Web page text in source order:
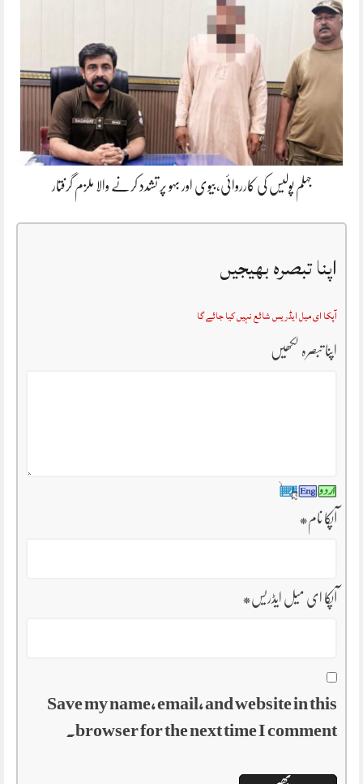
جہلم پولیس کی کارروائی،بیوی اور بہو پر تشدد کرنے والا ملزم گرفتار
اپنا تبصرہ بھیجیں
آپکا ای میل ایڈریس شائع نہیں کیا جائے گا
اپنا تبصرہ لکھیں
آپکا نام*
آپکا ای میل ایڈریس*
Save my name, email, and website in this
browser for the next time I comment.